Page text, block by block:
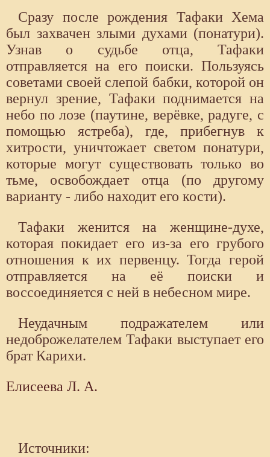
Сразу после рождения Тафаки Хема
был захвачен злыми духами (понатури).
Узнав о судьбе отца, Тафаки
отправляется на его поиски. Пользуясь
советами своей слепой бабки, которой он
вернул зрение, Тафаки поднимается на
небо по лозе (паутине, верёвке, радуге, с
помощью ястреба), где, прибегнув к
хитрости, уничтожает светом понатури,
которые могут существовать только во
тьме, освобождает отца (по другому
варианту - либо находит его кости).
Тафаки женится на женщине-духе,
которая покидает его из-за его грубого
отношения к их первенцу. Тогда герой
отправляется на её поиски и
воссоединяется с ней в небесном мире.
Неудачным подражателем или
недоброжелателем Тафаки выступает его
брат Карихи.
Елисеева Л. А.
Источники: